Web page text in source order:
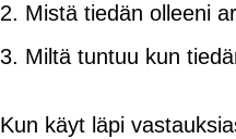
Mistä tiedän olleeni
Miltä tuntuu kun
Kun käyt läpi